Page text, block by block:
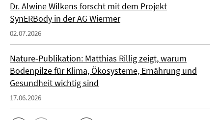
Dr. Alwine Wilkens forscht mit dem Projekt
SynERBody in der AG Wiermer
02.07.2026
Nature-Publikation: Matthias Rillig zeigt, warum
Bodenpilze für Klima, Ökosysteme, Ernährung und
Gesundheit wichtig sind
17.06.2026